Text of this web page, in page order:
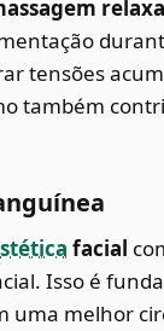
tensões
também
facial
Isso é
uma melhor